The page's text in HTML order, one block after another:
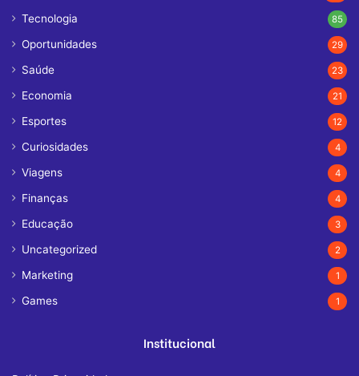
Tecnologia 85
Oportunidades 29
Saúde 23
Economia 21
Esportes 12
Curiosidades 4
Viagens 4
Finanças 4
Educação 3
Uncategorized 2
Marketing 1
Games 1
Institucional